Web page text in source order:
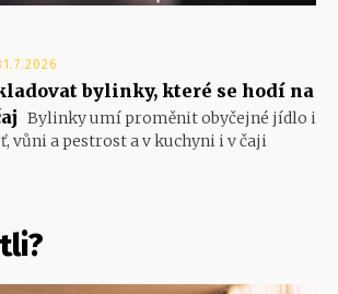
bylinky, které se hodí na
Bylinky umí proměnit obyčejné jídlo i
vůni a pestrost a v kuchyni i v čaji